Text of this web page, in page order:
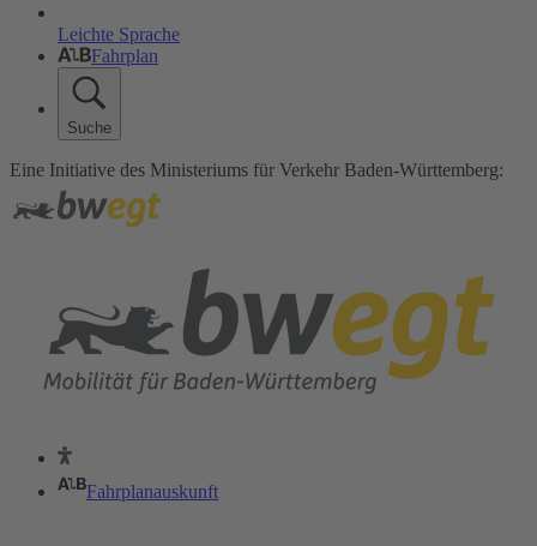
Leichte Sprache
Fahrplan
Suche
Eine Initiative des Ministeriums für Verkehr Baden-Württemberg:
Fahrplanauskunft